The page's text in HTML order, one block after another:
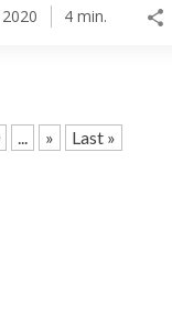
4 min.
... » Last »